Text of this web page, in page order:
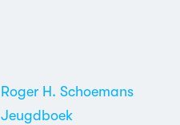
Roger H. Schoemans
Jeugdboek